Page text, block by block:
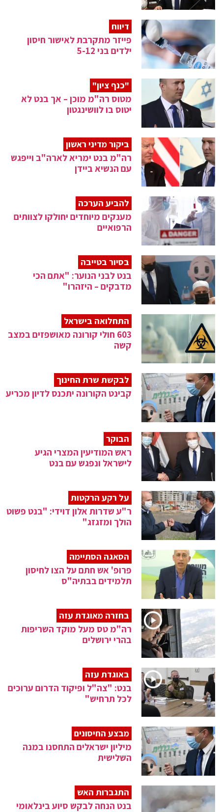
דיווח
פייזר מתקרבת לאישור חיסון
ילדים בני 5-12
"כנף ציון"
מטוס רה"מ מוכן – אך בנט לא
יטוס בו לוושינגטון
ביקור מדיני ראשון
רה"מ בנט ימריא לארה"ב וייפגש
עם הנשיא ביידן
להביע הערכה
מענקים מיוחדים יחולקו לצוותים
הרפואיים
בסיור בטייבה
בנט לבני הנוער: "אתם הכי
מדבקים – היזהרו"
התחלואה בישראל
603 חולי קורונה מאושפזים במצב
קשה
לבקשת שרת החינוך
קבינט הקורונה יתכנס לדיון מכריע
הבוקר
ראש המודיעין המצרי הגיע
לישראל ונפגש עם בנט
על רקע הרקטות
ר"ע שדרות אלון דוידי: "בנט פשוט
הולך ומזגזג"
הסאגה הסתיימה
פרופ' אש חתם על הצו לחיסון
תלמידים בבתיה"ס
בחזרה מאוגדת עזה
רה"מ טס מעל מוקד השריפות
בהרי ירושלים
באוגדת עזה
בנט: "צה"ל ופיקוד הדרום ערוכים
לכל תרחיש"
מבצע החיסונים
מיליון ישראלים התחסנו במנה
השלישית
התגברות האש
בנט הנחה לבקש סיוע בינלאומי